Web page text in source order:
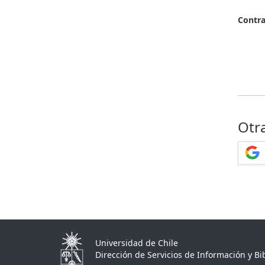
Universidad de Chile
Dirección de Servicios de Información y